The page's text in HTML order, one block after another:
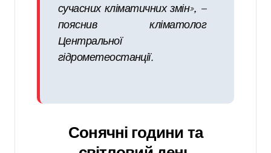
сучасних кліматичних змін», —
пояснив кліматолог
Центральної
гідрометеостанції.
Сонячні години та